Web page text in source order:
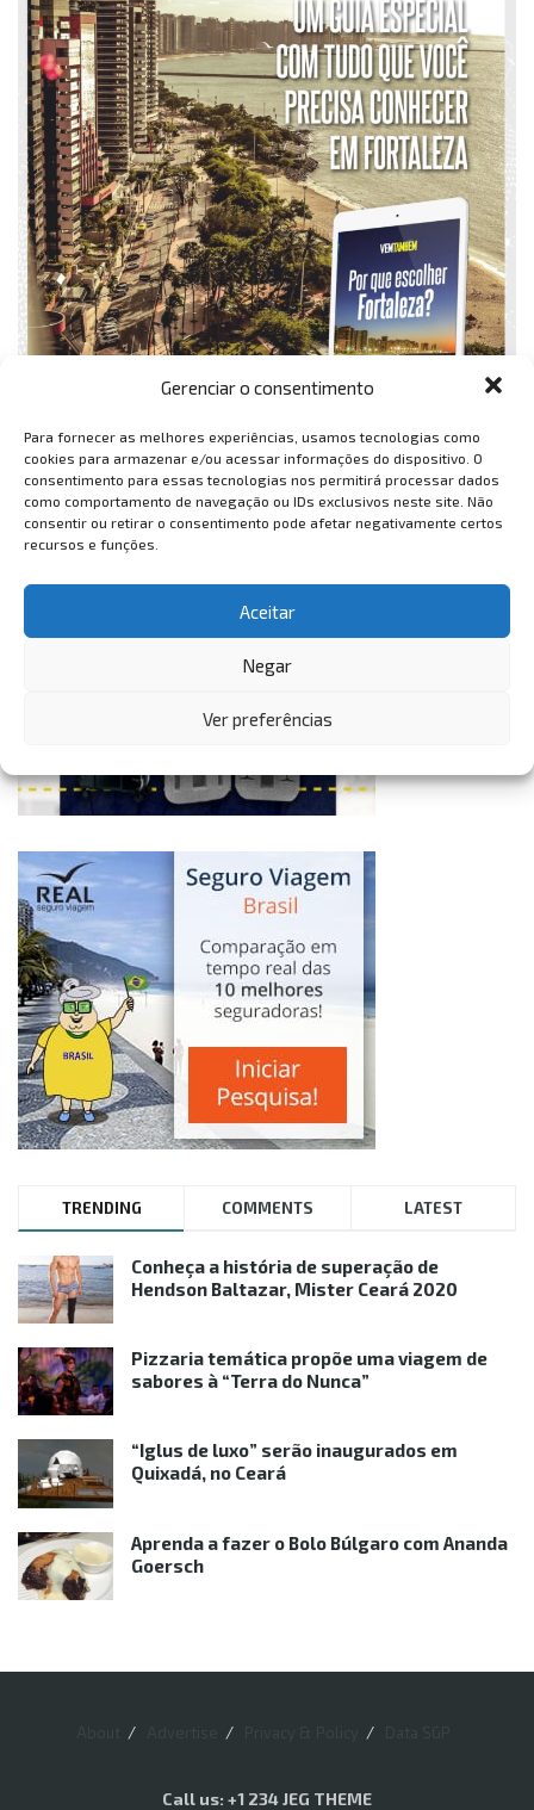
Gerenciar o consentimento
Para fornecer as melhores experiências, usamos tecnologias como
cookies para armazenar e/ou acessar informações do dispositivo. O
consentimento para essas tecnologias nos permitirá processar dados
como comportamento de navegação ou IDs exclusivos neste site. Não
consentir ou retirar o consentimento pode afetar negativamente certos
recursos e funções.
Aceitar
Negar
Ver preferências
TRENDING COMMENTS LATEST
Conheça a história de superação de
Hendson Baltazar, Mister Ceará 2020
Pizzaria temática propõe uma viagem de
sabores à “Terra do Nunca”
“Iglus de luxo” serão inaugurados em
Quixadá, no Ceará
Aprenda a fazer o Bolo Búlgaro com Ananda
Goersch
Call us: +1 234 JEG THEME